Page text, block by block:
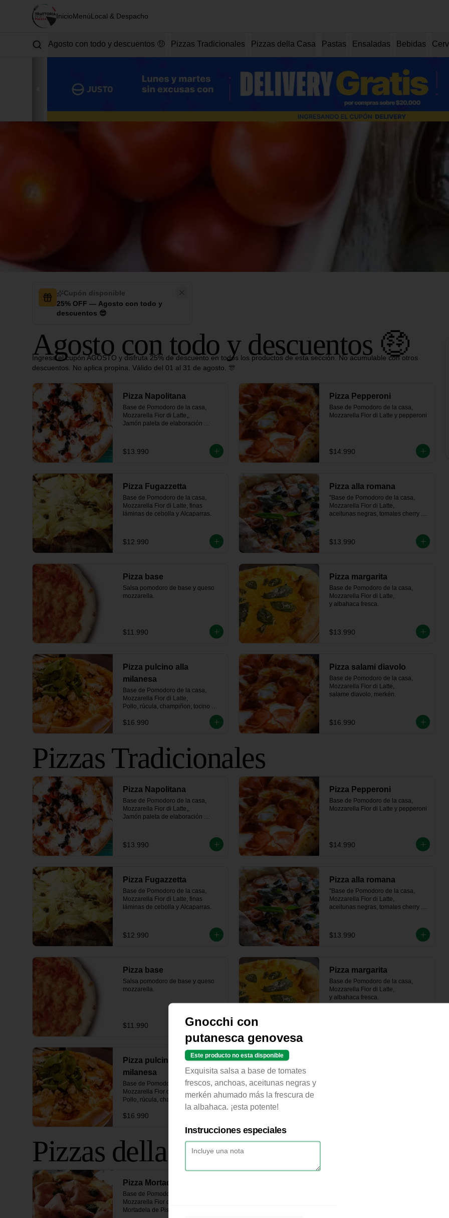
InicioMenúLocal & Despacho
Agosto con todo y descuentos 🤑 Pizzas Tradicionales Pizzas della Casa Pastas Ensaladas Bebidas
Cupón disponible
25% OFF — Agosto con todo y
descuentos 😎
Agosto con todo y descuentos 🤑
Ingresa el cupón AGOSTO y disfruta 25% de descuento en todos los productos de esta sección. No acumulable con otros
descuentos. No aplica propina. Válido del 01 al 31 de agosto. 🎊
Pizza Napolitana
Base de Pomodoro de la casa,
Mozzarella Fior di Latte,,
Jamón paleta de elaboración
orégano
$13.990
Pizza Pepperoni
Base de Pomodoro de la casa,
Mozzarella Fior di Latte y pepperoni
$14.990
Pizza Fugazzetta
Base de Pomodoro de la casa,
Mozzarella Fior di Latte, finas
láminas de cebolla y Alcaparras.
$12.990
Pizza alla romana
"Base de Pomodoro de la casa,
Mozzarella Fior di Latte,
aceitunas negras, tomates cherry y
$13.990
Pizza base
Salsa pomodoro de base y queso
mozzarella.
$11.990
Pizza margarita
Base de Pomodoro de la casa,
Mozzarella Fior di Latte,
y albahaca fresca.
$13.990
Pizza pulcino alla
milanesa
Base de Pomodoro de la casa,
Mozzarella Fior di Latte,
Pollo, rúcula, champiñon, tocino
$16.990
Pizza salami diavolo
Base de Pomodoro de la casa,
Mozzarella Fior di Latte,
salame diavolo, merkén.
$16.990
Pizzas Tradicionales
Pizza Napolitana
Base de Pomodoro de la casa,
Mozzarella Fior di Latte,,
Jamón paleta de elaboración
orégano
$13.990
Pizza Pepperoni
Base de Pomodoro de la casa,
Mozzarella Fior di Latte y pepperoni
$14.990
Pizza Fugazzetta
Base de Pomodoro de la casa,
Mozzarella Fior di Latte, finas
láminas de cebolla y Alcaparras.
$12.990
Pizza alla romana
"Base de Pomodoro de la casa,
Mozzarella Fior di Latte,
aceitunas negras, tomates cherry y
$13.990
Pizza base
Salsa pomodoro de base y queso
mozzarella.
$11.990
Pizza margarita
Base de Pomodoro de la casa,
Mozzarella Fior di Latte,
y albahaca fresca.
Pizza pulcino alla
milanesa
Base de Pomodoro de la casa,
Mozzarella Fior di Latte,
Pollo, rúcula, champiñon, tocino
$16.990
Pizzas della Casa
Pizza Mortadela Pistacho
Base de Pomodoro de la casa,
Mozzarella Fior di Latte,
Mortadela de Pistacho, Polvo de
Gnocchi con
putanesca genovesa
Este producto no esta disponible
Exquisita salsa a base de tomates
frescos, anchoas, aceitunas negras y
merkén ahumado más la frescura de
la albahaca. ¡esta potente!
Instrucciones especiales